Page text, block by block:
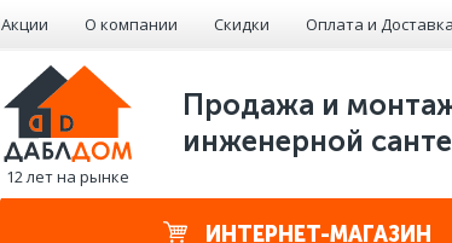
Акции О компании Скидки Оплата и Доставка
12 лет на рынке
Продажа и
инженерной
ИНТЕРНЕТ-МАГАЗИН